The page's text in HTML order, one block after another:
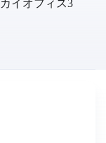
イオフィス3